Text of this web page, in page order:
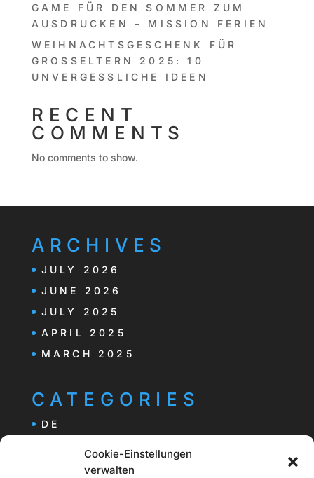
Cookie-Einstellungen
verwalten
GAME FÜR DEN SOMMER ZUM
AUSDRUCKEN – MISSION FERIEN
WEIHNACHTSGESCHENK FÜR
GROSSELTERN 2025: 10 U
NVERGESSLICHE IDEEN
RECENT
COMMENTS
No comments to show.
ARCHIVES
JULY 2026
JUNE 2026
JULY 2025
APRIL 2025
MARCH 2025
CATEGORIES
DE